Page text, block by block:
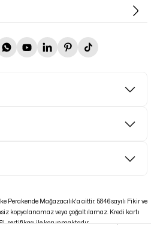
Perakende Mağazacılık'a aittir. 5846 sayılı Fikir ve
kopyalanamaz veya çoğaltılamaz. Kredi kartı
sertifikası ile korunmaktadır.